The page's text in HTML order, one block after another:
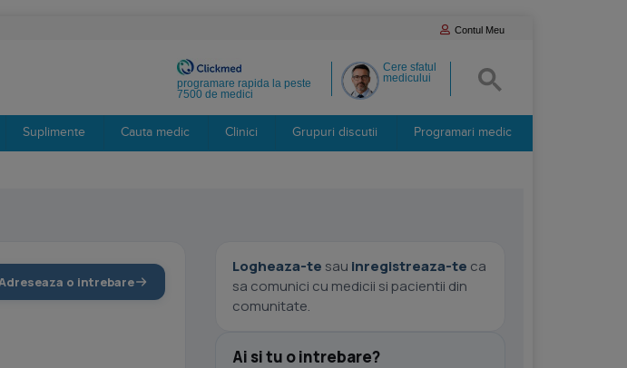
Contul Meu
Cere sfatul
medicului
programare rapida la peste
7500 de medici
Suplimente Cauta medic Clinici Grupuri discutii Programari medic
o intrebare
Logheaza-te sau inregistreaza-te ca
sa comunici cu medicii si pacientii din
comunitate.
Ai si tu o intrebare?